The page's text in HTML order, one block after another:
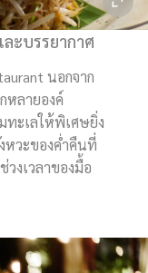
ะบรรยากาศ
นอกจาก
หลายองค์
ทะเลให้พิเศษยิ่ง
หวะของค่ำคืนที่
งเวลาของมื้อ